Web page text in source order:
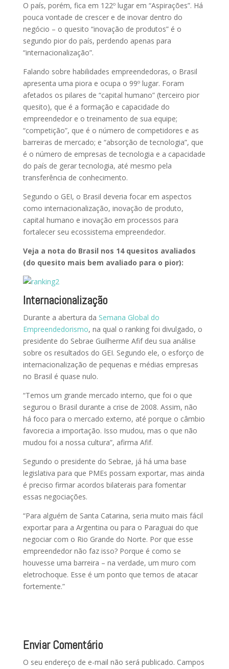
O país, porém, fica em 122º lugar em “Aspirações”. Há
pouca vontade de crescer e de inovar dentro do
negócio – o quesito “inovação de produtos” é o
segundo pior do país, perdendo apenas para
“internacionalização”.
Falando sobre habilidades empreendedoras, o Brasil
apresenta uma piora e ocupa o 99º lugar. Foram
afetados os pilares de “capital humano” (terceiro pior
quesito), que é a formação e capacidade do
empreendedor e o treinamento de sua equipe;
“competição”, que é o número de competidores e as
barreiras de mercado; e “absorção de tecnologia”, que
é o número de empresas de tecnologia e a capacidade
do país de gerar tecnologia, até mesmo pela
transferência de conhecimento.
Segundo o GEI, o Brasil deveria focar em aspectos
como internacionalização, inovação de produto,
capital humano e inovação em processos para
fortalecer seu ecossistema empreendedor.
Veja a nota do Brasil nos 14 quesitos avaliados
(do quesito mais bem avaliado para o pior):
Internacionalização
Durante a abertura da Semana Global do
Empreendedorismo, na qual o ranking foi divulgado, o
presidente do Sebrae Guilherme Afif deu sua análise
sobre os resultados do GEI. Segundo ele, o esforço de
internacionalização de pequenas e médias empresas
no Brasil é quase nulo.
“Temos um grande mercado interno, que foi o que
segurou o Brasil durante a crise de 2008. Assim, não
há foco para o mercado externo, até porque o câmbio
favorecia a importação. Isso mudou, mas o que não
mudou foi a nossa cultura”, afirma Afif.
Segundo o presidente do Sebrae, já há uma base
legislativa para que PMEs possam exportar, mas ainda
é preciso firmar acordos bilaterais para fomentar
essas negociações.
“Para alguém de Santa Catarina, seria muito mais fácil
exportar para a Argentina ou para o Paraguai do que
negociar com o Rio Grande do Norte. Por que esse
empreendedor não faz isso? Porque é como se
houvesse uma barreira – na verdade, um muro com
eletrochoque. Esse é um ponto que temos de atacar
fortemente.”
Enviar Comentário
O seu endereço de e-mail não será publicado. Campos